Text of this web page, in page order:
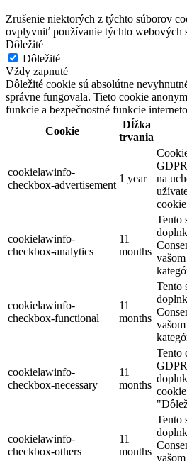
Zrušenie niektorých z týchto súborov
ovplyvniť používanie týchto webových
Dôležité
Dôležité
Vždy zapnuté
Dôležité cookie sú absolútne
správne fungovala. Tieto cookie
funkcie a bezpečnostné funkcie
Cookie
Dĺžka
trvania
cookielawinfo-
checkbox-advertisement
1 year
na
cookielawinfo-
checkbox-analytics
11
months
Tento
cookielawinfo-
checkbox-functional
11
months
Tento
cookielawinfo-
checkbox-necessary
11
months
Tento
cookielawinfo-
checkbox-others
11
months
Tento